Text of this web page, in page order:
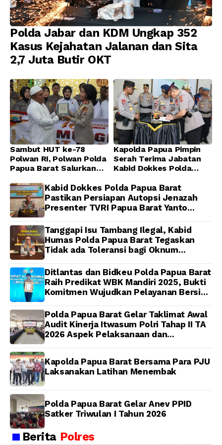
Polda Jabar dan KDM Ungkap 352
Kasus Kejahatan Jalanan dan Sita
2,7 Juta Butir OKT
Sambut HUT ke-78
Polwan RI, Polwan Polda
Papua Barat Salurkan
Ibadah Bersama di
Masjid Al-Muhajirin
Kapolda Papua Pimpin
Serah Terima Jabatan
Kabid Dokkes Polda
Kabid Dokkes Polda Papua Barat
Pastikan Persiapan Autopsi Jenazah
Presenter TVRI Papua Barat Yanto
Dijadwalkan Kamis
Tanggapi Isu Tambang Ilegal, Kabid
Humas Polda Papua Barat Tegaskan
Tidak ada Toleransi bagi Oknum
Ditlantas dan Bidkeu Polda Papua Barat
Raih Predikat WBK Mandiri 2025, Bukti
Komitmen Wujudkan Pelayanan Bersih
Polda Papua Barat Gelar Taklimat Awal
Audit Kinerja Itwasum Polri Tahap II TA
2026 Aspek Pelaksanaan dan
Kapolda Papua Barat Bersama Para PJU
Laksanakan Latihan Menembak
Polda Papua Barat Gelar Anev PPID
Satker Triwulan I Tahun 2026
Berita Polres